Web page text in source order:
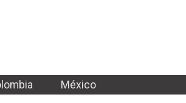
México